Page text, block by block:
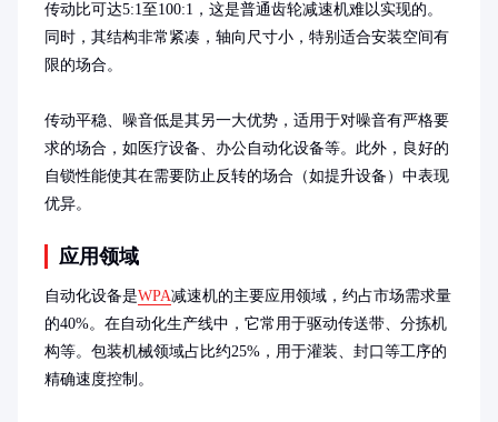
传动比可达5:1至100:1，这是普通齿轮减速机难以实现的。
同时，其结构非常紧凑，轴向尺寸小，特别适合安装空间有
限的场合。
传动平稳、噪音低是其另一大优势，适用于对噪音有严格要
求的场合，如医疗设备、办公自动化设备等。此外，良好的
自锁性能使其在需要防止反转的场合（如提升设备）中表现
优异。
应用领域
自动化设备是WPA减速机的主要应用领域，约占市场需求量
的40%。在自动化生产线中，它常用于驱动传送带、分拣机
构等。包装机械领域占比约25%，用于灌装、封口等工序的
精确速度控制。